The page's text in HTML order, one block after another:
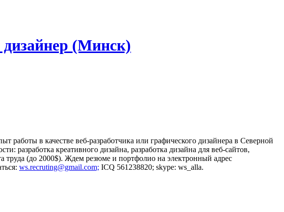
(Минск)
работы в качестве веб-разработчика или графического дизайнера в Северной
разработка креативного дизайна, разработка дизайна для веб-сайтов,
труда (до 2000$). Ждем резюме и портфолио на электронный адрес
ws.recruting@gmail.com; ICQ 561238820; skype: ws_alla.